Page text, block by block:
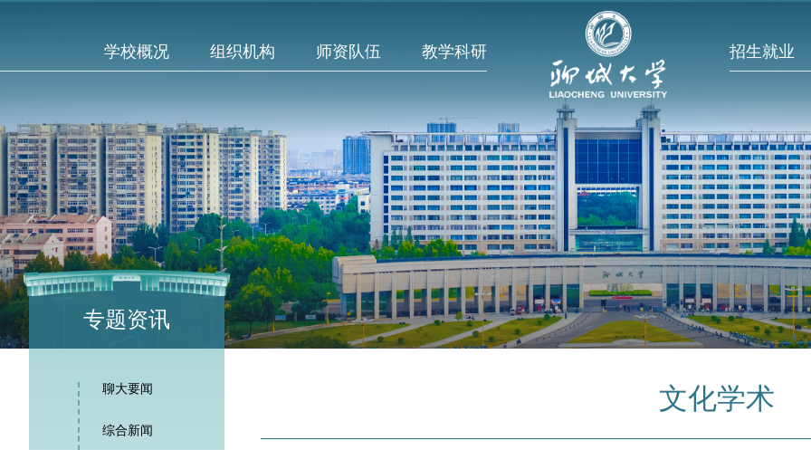
学校概况 组织机构 师资队伍 教学科研 招生就业
专题资讯
聊大要闻
综合新闻
文化学术